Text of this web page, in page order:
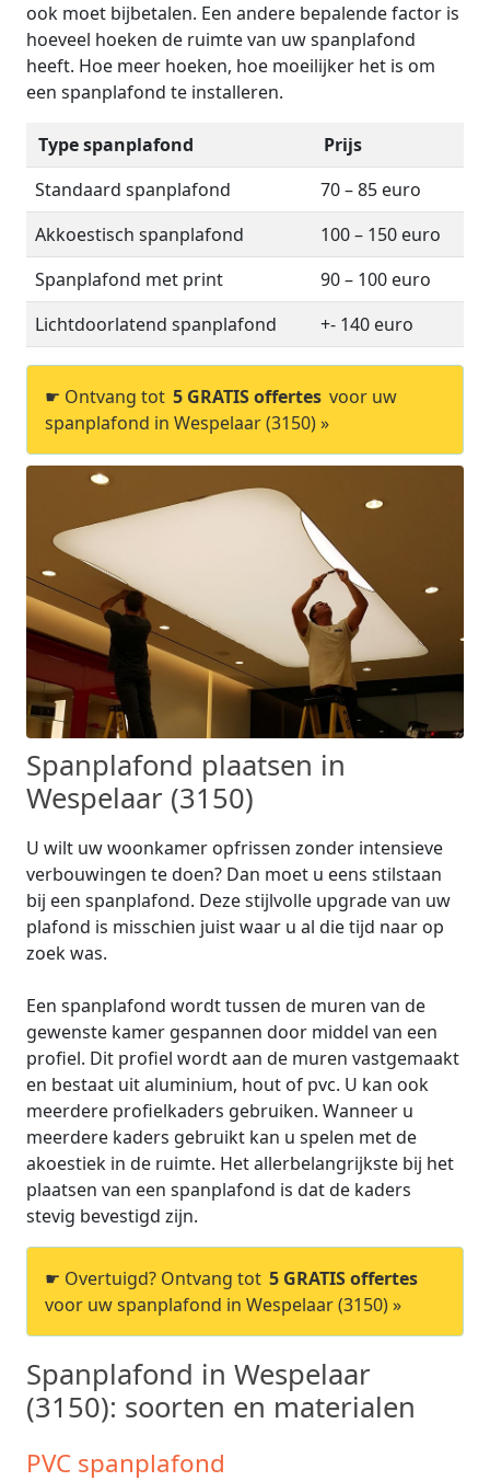
ook moet bijbetalen. Een andere bepalende factor is
hoeveel hoeken de ruimte van uw spanplafond
heeft. Hoe meer hoeken, hoe moeilijker het is om
een spanplafond te installeren.
Type spanplafond
Prijs
Standaard spanplafond
70 – 85 euro
Akkoestisch spanplafond
100 – 150 euro
Spanplafond met print
90 – 100 euro
Lichtdoorlatend spanplafond
+- 140 euro
☛ Ontvang tot 5 GRATIS offertes voor uw
spanplafond in Wespelaar (3150) »
Spanplafond plaatsen in
Wespelaar (3150)
U wilt uw woonkamer opfrissen zonder intensieve
verbouwingen te doen? Dan moet u eens stilstaan
bij een spanplafond. Deze stijlvolle upgrade van uw
plafond is misschien juist waar u al die tijd naar op
zoek was.
Een spanplafond wordt tussen de muren van de
gewenste kamer gespannen door middel van een
profiel. Dit profiel wordt aan de muren vastgemaakt
en bestaat uit aluminium, hout of pvc. U kan ook
meerdere profielkaders gebruiken. Wanneer u
meerdere kaders gebruikt kan u spelen met de
akoestiek in de ruimte. Het allerbelangrijkste bij het
plaatsen van een spanplafond is dat de kaders
stevig bevestigd zijn.
☛ Overtuigd? Ontvang tot 5 GRATIS offertes
voor uw spanplafond in Wespelaar (3150) »
Spanplafond in Wespelaar
(3150): soorten en materialen
PVC spanplafond